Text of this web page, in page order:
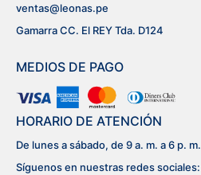
ventas@leonas.pe
Gamarra CC. El REY Tda. D124
MEDIOS DE PAGO
HORARIO DE ATENCIÓN
De lunes a sábado, de 9 a. m. a 6 p. m.
Síguenos en nuestras redes sociales: